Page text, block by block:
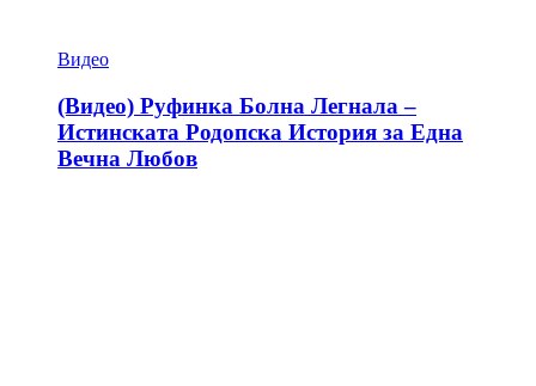
Видео
(Видео) Руфинка Болна Легнала –
Истинската Родопска История за Една
Вечна Любов